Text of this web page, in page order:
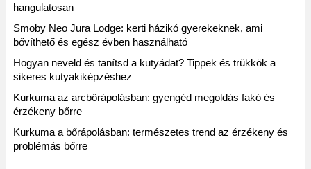
hangulatosan
Smoby Neo Jura Lodge: kerti házikó gyerekeknek, ami
bővíthető és egész évben használható
Hogyan neveld és tanítsd a kutyádat? Tippek és trükkök a
sikeres kutyakiképzéshez
Kurkuma az arcbőrápolásban: gyengéd megoldás fakó és
érzékeny bőrre
Kurkuma a bőrápolásban: természetes trend az érzékeny és
problémás bőrre